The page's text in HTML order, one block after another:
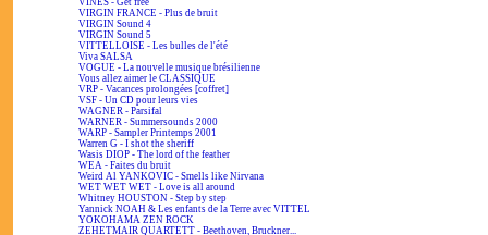
VINES - Get free
VIRGIN FRANCE - Plus de bruit
VIRGIN Sound 4
VIRGIN Sound 5
VITTELLOISE - Les bulles de l'été
Viva SALSA
VOGUE - La nouvelle musique brésilienne
Vous allez aimer le CLASSIQUE
VRP - Vacances prolongées [coffret]
VSF - Un CD pour leurs vies
WAGNER - Parsifal
WARNER - Summersounds 2000
WARP - Sampler Printemps 2001
Warren G - I shot the sheriff
Wasis DIOP - The lord of the feather
WEA - Faites du bruit
Weird Al YANKOVIC - Smells like Nirvana
WET WET WET - Love is all around
Whitney HOUSTON - Step by step
Yannick NOAH & Les enfants de la Terre avec VITTEL
YOKOHAMA ZEN ROCK
ZEHETMAIR QUARTETT - Beethoven, Bruckner...